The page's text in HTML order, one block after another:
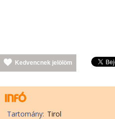
Kedvencnek jelölöm
Tartomány: Tirol